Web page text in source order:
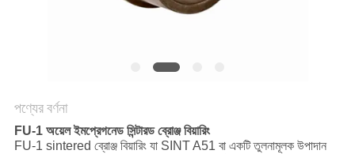
সাথে
যোগাযোগ
পণ্যের বর্ণনা
FU-1 অয়েল ইমপ্রেগনেড সিন্টারড ব্রোঞ্জ বিয়ারিং
FU-1 sintered ব্রোঞ্জ বিয়ারিং যা SINT A51 বা একটি তুলনামূলক উপাদান